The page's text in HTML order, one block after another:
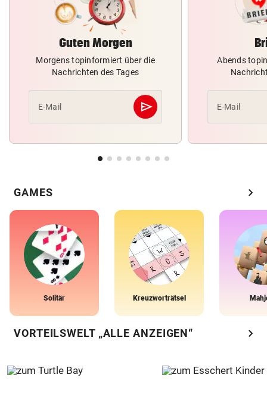
Guten Morgen
Morgens topinformiert über die
Nachrichten des Tages
E-Mail send
Abschicken
Abends
E-Mail
GAMES chevron_right
Solitär Kreuzworträtsel
VORTEILSWELT „ALLE ANZEIGEN“ chevron_right